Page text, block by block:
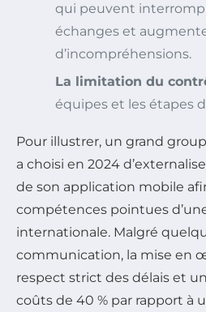
qui peuvent
échanges et
d’incompréhensions.
La limitation du
équipes et les étapes
Pour illustrer, un grand
a choisi en 2024
de son application mobile
compétences pointues
internationale. Malgré
communication, la mise en
respect strict des délais et
coûts de 40 % par rapport à